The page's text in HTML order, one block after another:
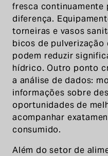
fresca continuamente
diferença.
torneiras e vasos
bicos de pulverização
podem reduzir
hídrico. Outro ponto
a análise de dados:
informações sobre
oportunidades de
acompanhar
consumido.
Além do setor de